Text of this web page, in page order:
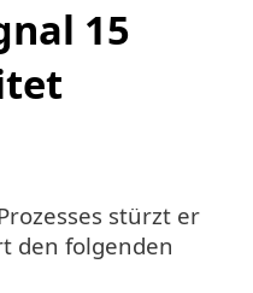
15
stürzt er
den folgenden